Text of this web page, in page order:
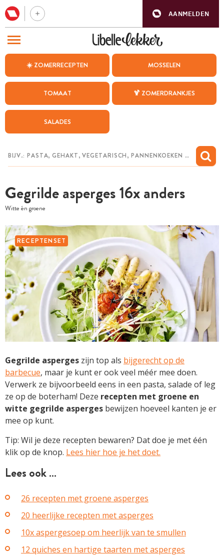
AANMELDEN
☀️ ZOMERRECEPTEN MOSSELEN
TOMAAT 🍹 ZOMERDRANKJES
SALADES
Gegrilde asperges 16x anders
Witte én groene
RECEPTENSET
Gegrilde asperges zijn top als bijgerecht op de
barbecue, maar je kunt er ook veel méér mee doen.
Verwerk ze bijvoorbeeld eens in een pasta, salade of leg
ze op de boterham! Deze recepten met groene en
witte gegrilde asperges bewijzen hoeveel kanten je er
mee op kunt.
Tip: Wil je deze recepten bewaren? Dat doe je met één
klik op de knop. Lees hier hoe je het doet.
Lees ook …
26 recepten met groene asperges
20 heerlijke recepten met asperges
10x aspergesoep om heerlijk van te smullen
12 quiches en hartige taarten met asperges
BEZOEK ONZE ANDERE WEBSITES
WEEKMENU
CHAT MET MAIA
MIJN BEWAARDE RECEPTEN